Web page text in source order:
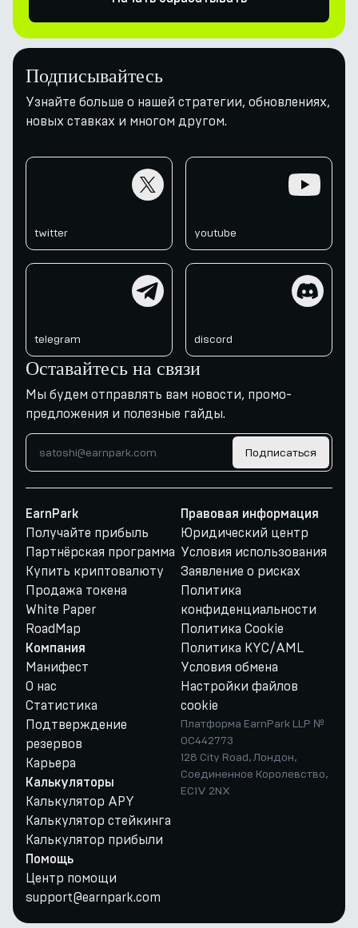
Подписывайтесь
Узнайте больше о нашей стратегии, обновлениях,
новых ставках и многом другом.
twitter youtube
telegram discord
Оставайтесь на связи
Мы будем отправлять вам новости, промо-
предложения и полезные гайды.
Подписаться
EarnPark
Получайте прибыль
Партнёрская программа
Купить криптовалюту
Продажа токена
White Paper
RoadMap
Компания
Манифест
О нас
Статистика
Подтверждение
резервов
Карьера
Калькуляторы
Калькулятор APY
Калькулятор стейкинга
Калькулятор прибыли
Помощь
Центр помощи
support@earnpark.com
Правовая информация
Юридический центр
Условия использования
Заявление о рисках
Политика
конфиденциальности
Политика Cookie
Политика KYC/AML
Условия обмена
Настройки файлов
cookie
Платформа EarnPark LLP №
OC442773
128 City Road, Лондон,
Соединенное Королевство,
EC1V 2NX